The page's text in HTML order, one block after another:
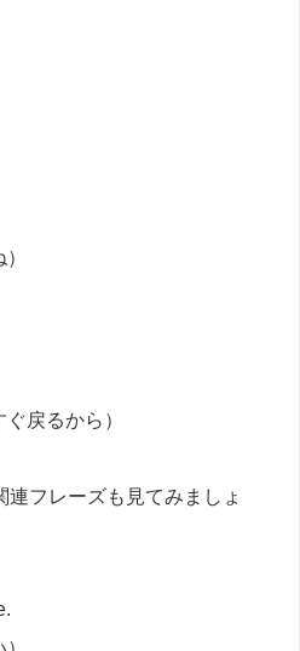
戻るから）
連フレーズも見てみましょ